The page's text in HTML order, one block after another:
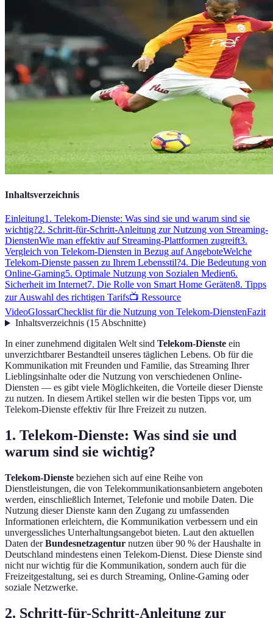
Inhaltsverzeichnis
Einleitung1. Telekom-Dienste: Was sind sie und warum sind sie
wichtig?2. Schritt-für-Schritt-Anleitung zur Nutzung von Streaming-
DienstenWie man effektiv auf Streaming-Plattformen zugreift3.
Vergleich von Telekom-Diensten in Bezug auf AngeboteWelche
Telekom-Dienste passen zu Ihrem Lebensstil?4. Die Bedeutung von
Online-Gaming5. Optimale Nutzung von Sozialen Medien6.
Sicherheit im Internet7. Die Rolle von Smart Home Geräten8. Tipps
zur Auswahl des richtigen Tarifs📺 Ressource
VideoGlossarChecklist für die Nutzung von Telekom-DienstenFazit
Inhaltsverzeichnis(15Abschnitte)
In einer zunehmend digitalen Welt sind Telekom-Dienste ein
unverzichtbarer Bestandteil unseres täglichen Lebens. Ob für die
Kommunikation mit Freunden und Familie, das Streaming Ihrer
Lieblingsinhalte oder die Nutzung von verschiedenen Online-
Diensten — es gibt viele Möglichkeiten, die Vorteile dieser Dienste
zu nutzen. In diesem Artikel stellen wir die besten Tipps vor, um
Telekom-Dienste effektiv für Ihre Freizeit zu nutzen.
1. Telekom-Dienste: Was sind sie und
warum sind sie wichtig?
Telekom-Dienste beziehen sich auf eine Reihe von
Dienstleistungen, die von Telekommunikationsanbietern angeboten
werden, einschließlich Internet, Telefonie und mobile Daten. Die
Nutzung dieser Dienste kann den Zugang zu umfassenden
Informationen erleichtern, die Kommunikation verbessern und ein
unvergessliches Unterhaltungsangebot bieten. Laut den aktuellen
Daten derBundesnetzagentur nutzen über 90 % der Haushalte in
Deutschland mindestens einen Telekom-Dienst. Diese Dienste sind
nicht nur wichtig für die Kommunikation, sondern auch für die
Freizeitgestaltung, sei es durch Streaming, Online-Gaming oder
soziale Netzwerke.
2. Schritt-für-Schritt-Anleitung zur